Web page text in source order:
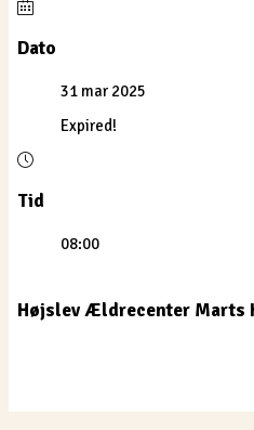
Dato
31 mar 2025
Expired!
Tid
08:00
Højslev Ældrecenter Marts